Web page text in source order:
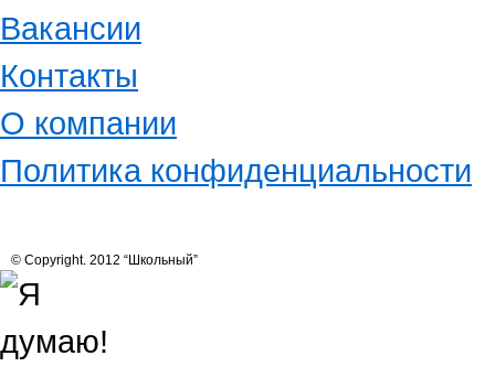
Вакансии
Контакты
О компании
Политика конфиденциальности
© Copyright. 2012 “Школьный”